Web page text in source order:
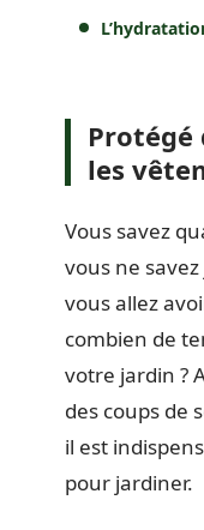
Protégé
les
Vous savez
vous ne
vous allez
combien de
votre jardin ?
des coups de
il est
pour jardiner.